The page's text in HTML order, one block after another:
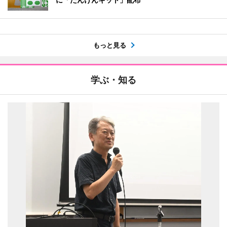
もっと見る
学ぶ・知る